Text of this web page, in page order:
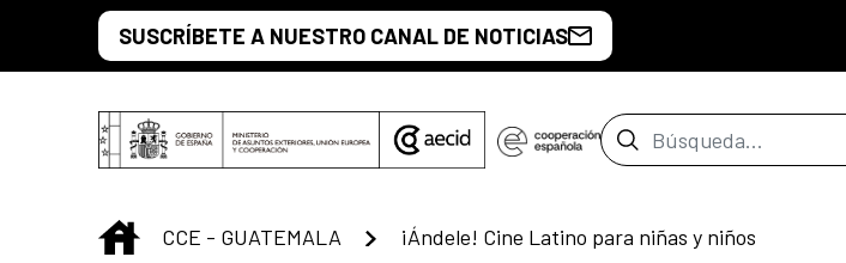
Saltar al contenido principal
SUSCRÍBETE A NUESTRO CANAL DE NOTICIAS
Barra de búsqueda
INICIO
CCE - GUATEMALA ¡Ándele! Cine Latino para niñas y niños